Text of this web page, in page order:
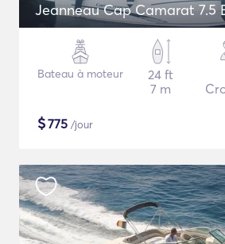
Jeanneau Cap Camarat 7.5
Bateau à moteur
24 ft
7 m
$775 /jour